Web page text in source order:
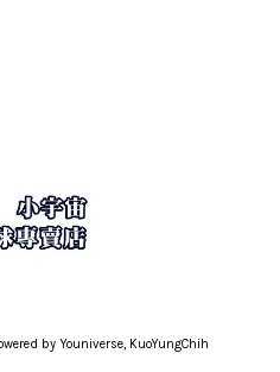
by Youniverse, KuoYungChih